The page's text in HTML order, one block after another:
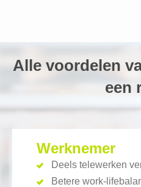
Alle voordelen
een
Werknemer
Deels telewerken
Betere work-